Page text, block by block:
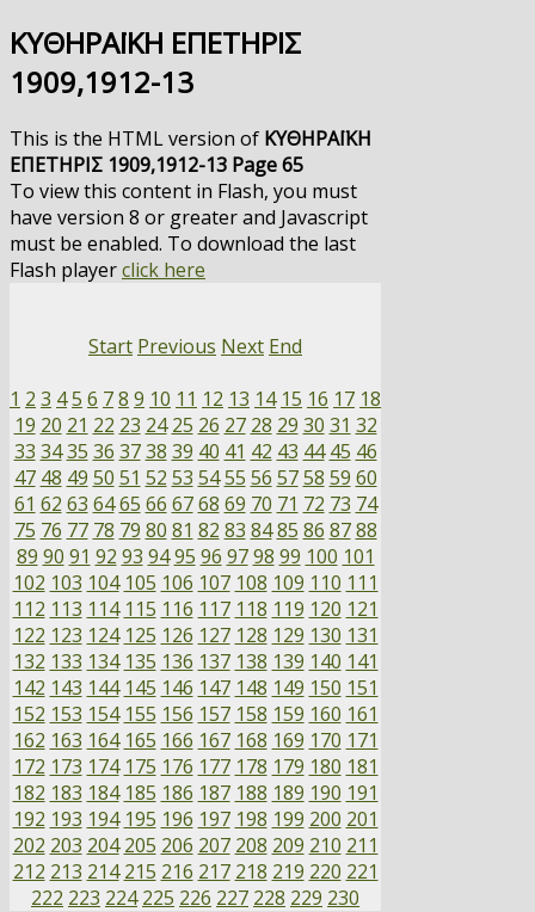
ΚΥΘΗΡΑΪΚΗ ΕΠΕΤΗΡΙΣ
1909,1912-13
This is the HTML version of ΚΥΘΗΡΑΪΚΗ
ΕΠΕΤΗΡΙΣ 1909,1912-13 Page 65
To view this content in Flash, you must
have version 8 or greater and Javascript
must be enabled. To download the last
Flash playerclick here
Start Previous Next End
1 2 3 45 6 78 9 10 11 12 13 14 15 16 17 18
19 20 21 22 23 24 25 26 27 28 29 30 31 32
33 34 35 36 37 38 39 40 41 42 43 44 45 46
47 48 49 50 51 52 53 54 55 56 57 58 59 60
61 62 63 64 65 66 67 68 69 70 71 72 73 74
75 76 77 78 79 80 81 82 83 84 85 86 87 88
89 90 91 92 93 94 95 96 97 98 99 100 101
102 103 104 105 106 107 108 109 110 111
112 113 114 115 116 117 118 119 120 121
122 123 124 125 126 127 128 129 130 131
132 133 134 135 136 137 138 139 140 141
142 143 144 145 146 147 148 149 150 151
152 153 154 155 156 157 158 159 160 161
162 163 164 165 166 167 168 169 170 171
172 173 174 175 176 177 178 179 180 181
182 183 184 185 186 187 188 189 190 191
192 193 194 195 196 197 198 199 200 201
202 203 204 205 206 207 208 209 210 211
212 213 214 215 216 217 218 219 220 221
222 223 224 225 226 227 228 229 230